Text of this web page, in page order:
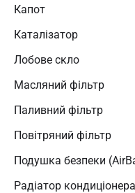
Капот
Каталізатор
Лобове скло
Масляний фільтр
Паливний фільтр
Повітряний фільтр
Подушка безпеки
Радіатор кондиціонера